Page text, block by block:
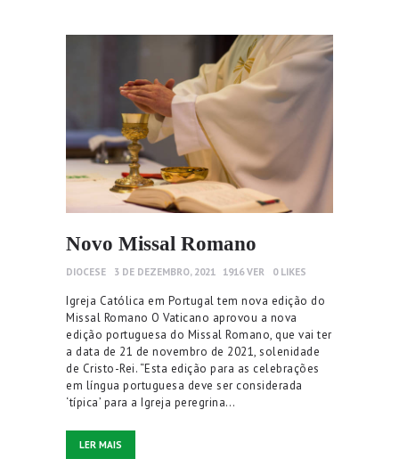
Novo Missal Romano
DIOCESE 3 DE DEZEMBRO, 2021 1916VER 0 LIKES
Igreja Católica em Portugal tem nova edição do
Missal Romano O Vaticano aprovou a nova
edição portuguesa do Missal Romano, que vai ter
a data de 21 de novembro de 2021, solenidade
de Cristo-Rei. “Esta edição para as celebrações
em língua portuguesa deve ser considerada
‘típica’ para a Igreja peregrina…
LER MAIS